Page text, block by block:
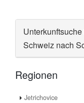
Schweiz nach
Regionen
Jetrichovice